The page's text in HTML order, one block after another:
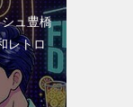
シュ豊橋
レトロ